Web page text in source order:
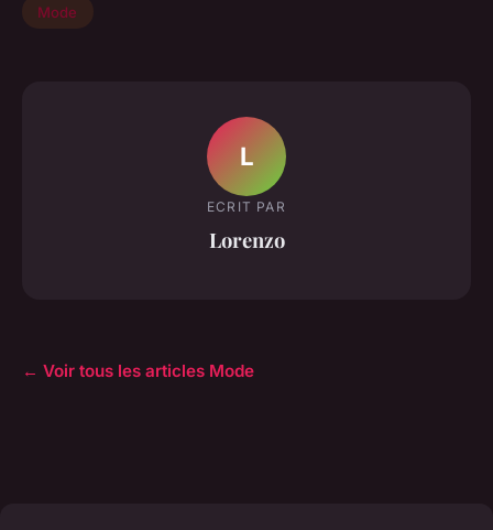
Mode
L
ECRIT PAR
Lorenzo
← Voir tous les articles Mode